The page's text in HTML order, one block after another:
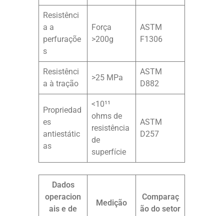
Resistênci
a a
perfuraçõe
s
Força
>200g
ASTM
F1306
Resistênci
a à tração
>25 MPa
ASTM
D882
Propriedad
es
antiestátic
as
<10¹¹
ohms de
resistência
de
superfície
ASTM
D257
Dados
operacion
ais e de
Medição
Comparaç
ão do setor